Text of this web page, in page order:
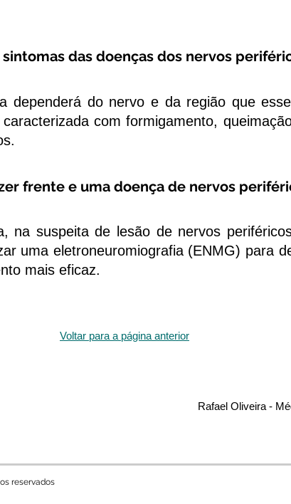
sintomas das doenças dos nervos
do nervo e da região que
com formigamento,
frente e uma doença de nervos
suspeita de lesão de nervos
uma eletroneuromiografia (ENMG) para
mais eficaz.
Voltar para a página anterior
Rafael Oliveira -
reservados